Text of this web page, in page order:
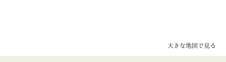
大きな地図で見る